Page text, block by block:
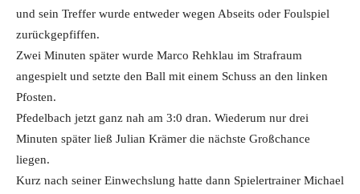
und sein Treffer wurde entweder wegen Abseits oder Foulspiel
zurückgepfiffen.
Zwei Minuten später wurde Marco Rehklau im Strafraum
angespielt und setzte den Ball mit einem Schuss an den linken
Pfosten.
Pfedelbach jetzt ganz nah am 3:0 dran. Wiederum nur drei
Minuten später ließ Julian Krämer die nächste Großchance
liegen.
Kurz nach seiner Einwechslung hatte dann Spielertrainer Michael